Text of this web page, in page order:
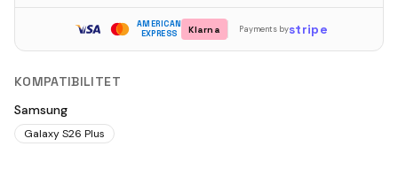
AMERICAN
EXPRESS
Klarna Payments bystripe
KOMPATIBILITET
Samsung
Galaxy S26 Plus